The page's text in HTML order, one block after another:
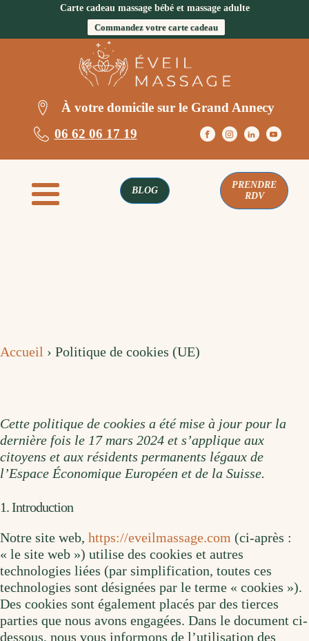
Carte cadeau massage bébé et massage adulte
Commandez votre carte cadeau
À votre domicile sur le Grand Annecy
06 62 06 17 19
BLOG
PRENDRE
RDV
Accueil › Politique de cookies (UE)
Cette politique de cookies a été mise à jour pour la
dernière fois le 17 mars 2024 et s’applique aux
citoyens et aux résidents permanents légaux de
l’Espace Économique Européen et de la Suisse.
1. Introduction
Notre site web, https://eveilmassage.com (ci-après :
« le site web ») utilise des cookies et autres
technologies liées (par simplification, toutes ces
technologies sont désignées par le terme « cookies »).
Des cookies sont également placés par des tierces
parties que nous avons engagées. Dans le document ci-
dessous, nous vous informons de l’utilisation des